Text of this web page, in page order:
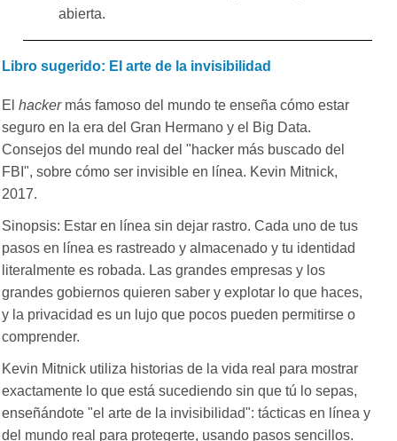
abierta.
Libro sugerido: El arte de la invisibilidad
El hackermás famoso del mundo te enseña cómo estar
seguro en la era del Gran Hermano y el Big Data.
Consejos del mundo real del "hacker más buscado del
FBI", sobre cómo ser invisible en línea. Kevin Mitnick,
2017.
Sinopsis: Estar en línea sin dejar rastro. Cada uno de tus
pasos en línea es rastreado y almacenado y tu identidad
literalmente es robada. Las grandes empresas y los
grandes gobiernos quieren saber y explotar lo que haces,
y la privacidad es un lujo que pocos pueden permitirse o
comprender.
Kevin Mitnick utiliza historias de la vida real para mostrar
exactamente lo que está sucediendo sin que tú lo sepas,
enseñándote "el arte de la invisibilidad": tácticas en línea y
del mundo real para protegerte, usando pasos sencillos.